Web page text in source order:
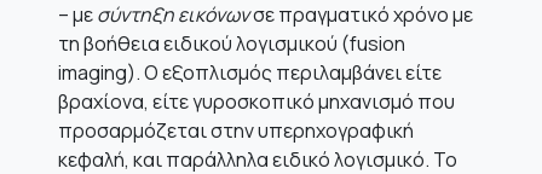
– μεσύντηξη εικόνωνσε πραγματικό χρόνο με
τη βοήθεια ειδικού λογισμικού (fusion
imaging). Ο εξοπλισμός περιλαμβάνει είτε
βραχίονα, είτε γυροσκοπικό μηχανισμό που
προσαρμόζεται στην υπερηχογραφική
κεφαλή, και παράλληλα ειδικό λογισμικό. Το